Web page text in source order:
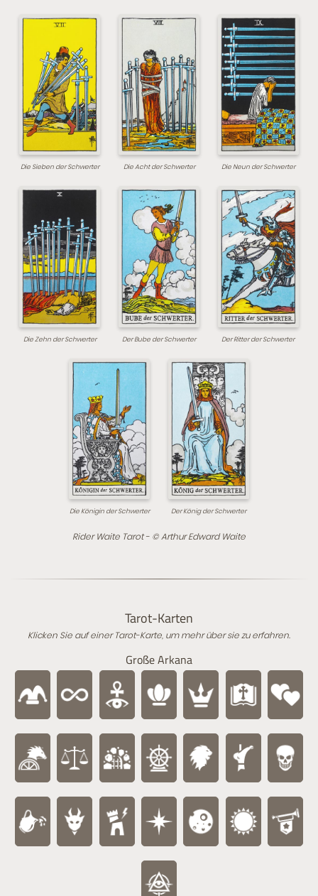
Die Sieben der Schwerter Die Acht der Schwerter Die Neun der Schwerter
Die Zehn der Schwerter Der Bube der Schwerter Der Ritter der Schwerter
Die Königin der Schwerter Der König der Schwerter
Rider Waite Tarot - © Arthur Edward Waite
Tarot-Karten
Klicken Sie auf einer Tarot-Karte, um mehr über sie zu erfahren.
Große Arkana